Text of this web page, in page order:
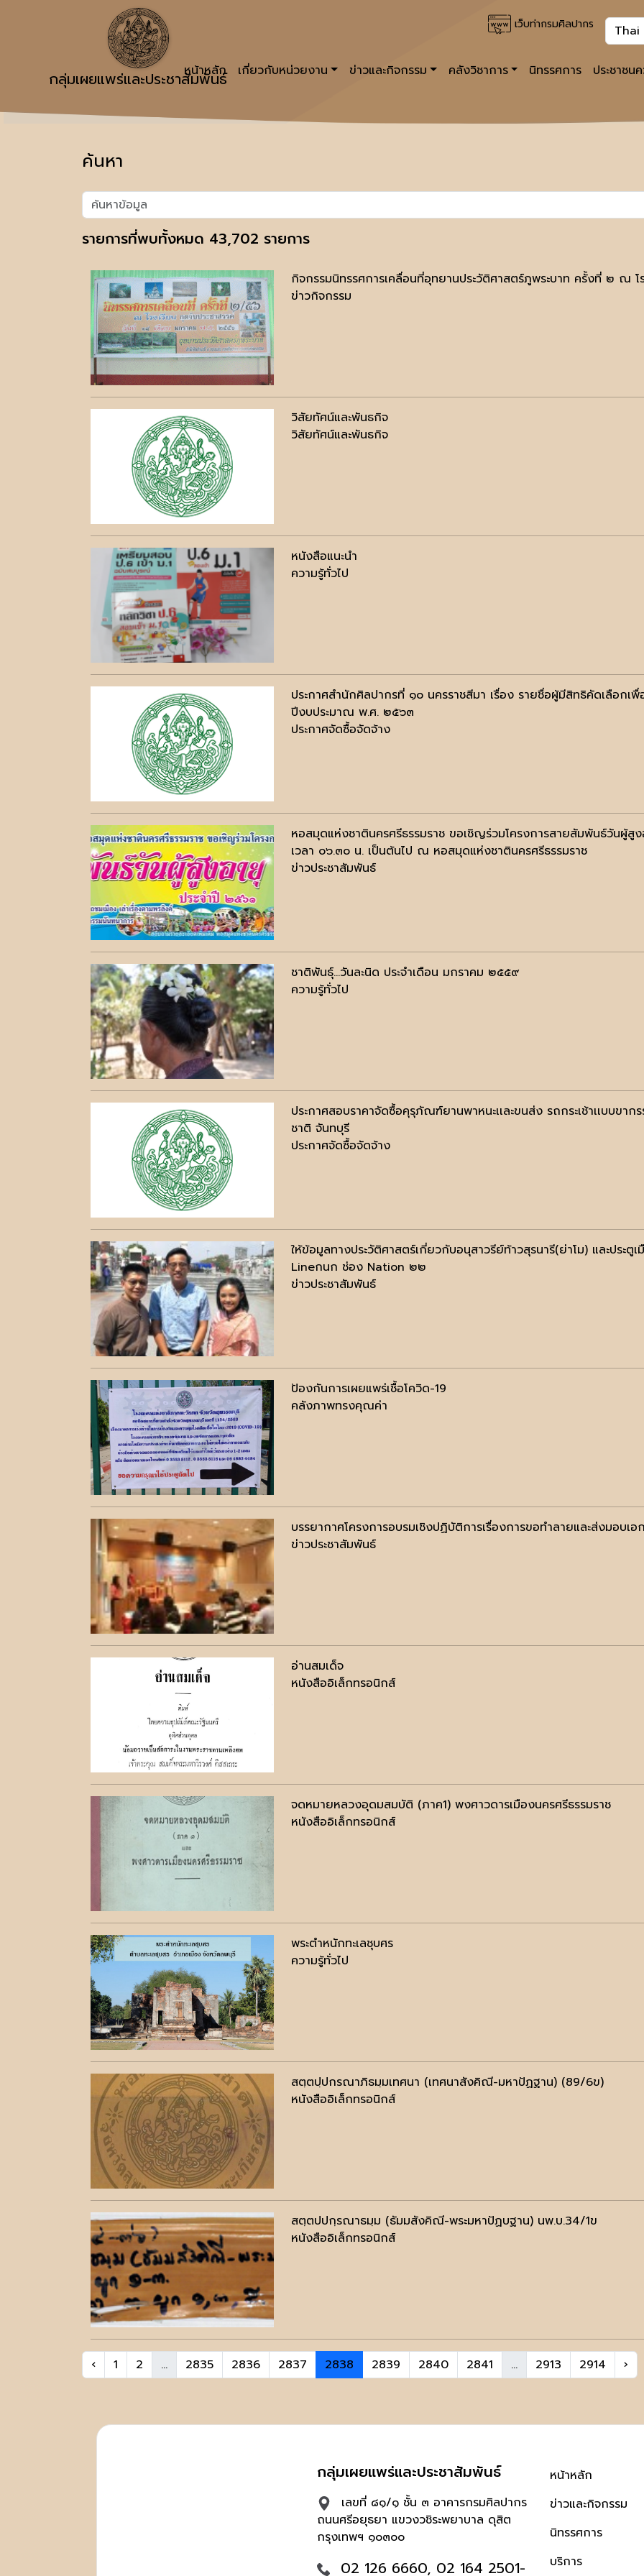
เว็บท่ากรมศิลปากร
กลุ่มเผยแพร่และประชาสัมพันธ์
หน้าหลัก เกี่ยวกับหน่วยงาน ข่าวและกิจกรรม คลังวิชาการ นิทรรศการ ประชาชน
ค้นหา
รายการที่พบทั้งหมด 43,702 รายการ
กิจกรรมนิทรรศการเคลื่อนที่อุทยานประวัติศาสตร์ภูพระบาท ครั้งที่ ๒ ณ โ
ข่าวกิจกรรม
วิสัยทัศน์และพันธกิจ
วิสัยทัศน์และพันธกิจ
หนังสือแนะนำ
ความรู้ทั่วไป
ประกาศสำนักศิลปากรที่ ๑๐ นครราชสีมา เรื่อง รายชื่อผู้มีสิทธิคัดเลือกเพื่
ปีงบประมาณ พ.ศ. ๒๕๖๓
ประกาศจัดซื้อจัดจ้าง
หอสมุดแห่งชาตินครศรีธรรมราช ขอเชิญร่วมโครงการสายสัมพันธ์วันผู้
เวลา ๐๖.๓๐ น. เป็นต้นไป ณ หอสมุดแห่งชาตินครศรีธรรมราช
ข่าวประชาสัมพันธ์
ชาติพันธุ์...วันละนิด ประจำเดือน มกราคม ๒๕๕๙
ความรู้ทั่วไป
ประกาศสอบราคาจัดซื้อคุรุภัณฑ์ยานพาหนะเเละขนส่ง รถกระเช้าเเบบขาก
ชาติ จันทบุรี
ประกาศจัดซื้อจัดจ้าง
ให้ข้อมูลทางประวัติศาสตร์เกี่ยวกับอนุสาวรีย์ท้าวสุรนารี(ย่าโม) และประตู
Lineกนก ช่อง Nation ๒๒
ข่าวประชาสัมพันธ์
ป้องกันการเผยแพร่เชื้อโควิด-19
คลังภาพทรงคุณค่า
บรรยากาศโครงการอบรมเชิงปฏิบัติการเรื่องการขอทำลายและส่งมอบเอ
ข่าวประชาสัมพันธ์
อ่านสมเด็จ
หนังสืออิเล็กทรอนิกส์
จดหมายหลวงอุดมสมบัติ (ภาค1) พงศาวดารเมืองนครศรีธรรมราช
หนังสืออิเล็กทรอนิกส์
พระตำหนักทะเลชุบศร
ความรู้ทั่วไป
สตฺตปฺปกรณาภิธมฺมเทศนา (เทศนาสังคิณี-มหาปัฏฐาน) (89/6ข)
หนังสืออิเล็กทรอนิกส์
สตฺตปปกฺรณาธมฺม (ธัมมสังคิณี-พระมหาปัฏบฐาน) นพ.บ.34/1ข
หนังสืออิเล็กทรอนิกส์
‹ 1 2 ... 2835 2836 2837 2838 2839 2840 2841 ... 2913 2914 ›
กลุ่มเผยแพร่และประชาสัมพันธ์
เลขที่ ๘๑/๑ ชั้น ๓ อาคารกรมศิลปากร
ถนนศรีอยุธยา แขวงวชิระพยาบาล ดุสิต
กรุงเทพฯ ๑๐๓๐๐
02 126 6660, 02 164 2501-
หน้าหลัก
ข่าวและกิจกรรม
นิทรรศการ
บริการ